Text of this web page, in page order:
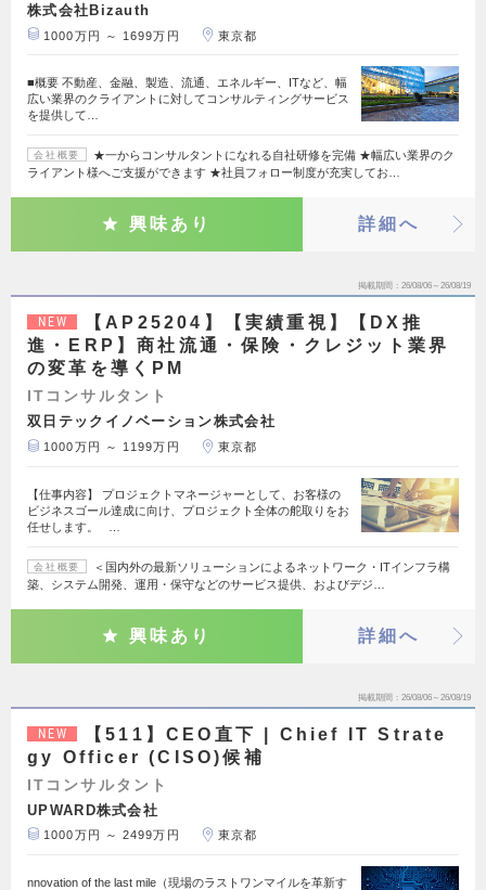
株式会社Bizauth
1000万円 ～ 1699万円 東京都
■概要 不動産、金融、製造、流通、エネルギー、ITなど、幅
広い業界のクライアントに対してコンサルティングサービス
を提供して…
会社概要
★一からコンサルタントになれる自社研修を完備 ★幅広い業界のク
ライアント様へご支援ができます ★社員フォロー制度が充実してお…
興味あり 詳細へ
掲載期間 26/08/06～26/08/19
NEW
【AP25204】【実績重視】【DX推
進・ERP】商社流通・保険・クレジット業界
の変革を導くPM
ITコンサルタント
双日テックイノベーション株式会社
1000万円 ～ 1199万円 東京都
【仕事内容】 プロジェクトマネージャーとして、お客様の
ビジネスゴール達成に向け、プロジェクト全体の舵取りをお
任せします。 …
会社概要
＜国内外の最新ソリューションによるネットワーク・ITインフラ構
築、システム開発、運用・保守などのサービス提供、およびデジ…
興味あり 詳細へ
掲載期間 26/08/06～26/08/19
NEW
【511】CEO直下 | Chief IT Strate
gy Officer (CISO)候補
ITコンサルタント
UPWARD株式会社
1000万円 ～ 2499万円 東京都
nnovation of the last mile（現場のラストワンマイルを革新す